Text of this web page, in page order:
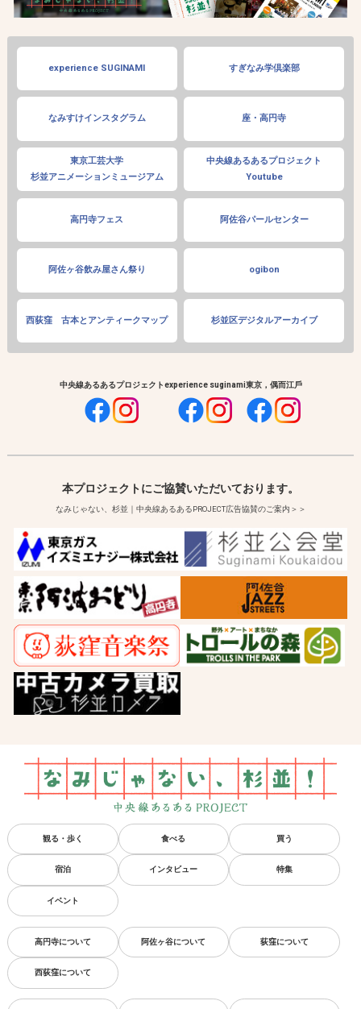
experience SUGINAMI すぎなみ学倶楽部
なみすけインスタグラム 座・高円寺
東京工芸大学
杉並アニメーションミュージアム
中央線あるあるプロジェクト
Youtube
高円寺フェス 阿佐谷パールセンター
阿佐ヶ谷飲み屋さん祭り ogibon
西荻窪 古本とアンティークマップ 杉並区デジタルアーカイブ
中央線あるあるプロジェクトexperience suginami東京，偶而江戶
本プロジェクトにご協賛いただいております。
なみじゃない、杉並｜中央線あるあるPROJECT広告協賛のご案内＞＞
観る・歩く 食べる 買う
宿泊 インタビュー 特集
イベント
高円寺について 阿佐ヶ谷について 荻窪について
西荻窪について